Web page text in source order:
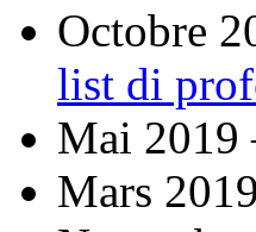
Octobre
list di
Mai 2019
Mars